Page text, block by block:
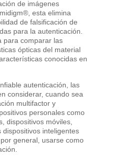
de imágenes
esta elimina
de falsificación de
para la autenticación.
para comparar las
ópticas del material
conocidas en
autenticación, las
considerar, cuando sea
multifactor y
personales como
dispositivos móviles,
inteligentes
general, usarse como